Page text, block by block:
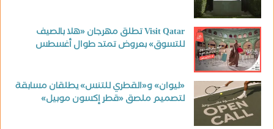
Visit Qatar تطلق مهرجان «هلا بالصيف
للتسوق» بعروض تمتد طوال أغسطس
«ليوان» و«القطري للتنس» يطلقان مسابقة
لتصميم ملصق «قطر إكسون موبيل»